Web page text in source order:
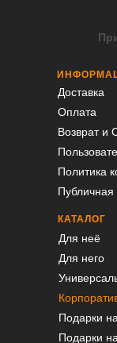
Доставка
Оплата
Возврат и
Политика
КАТАЛОГ
Для неё
Для него
Подарки
Подарки